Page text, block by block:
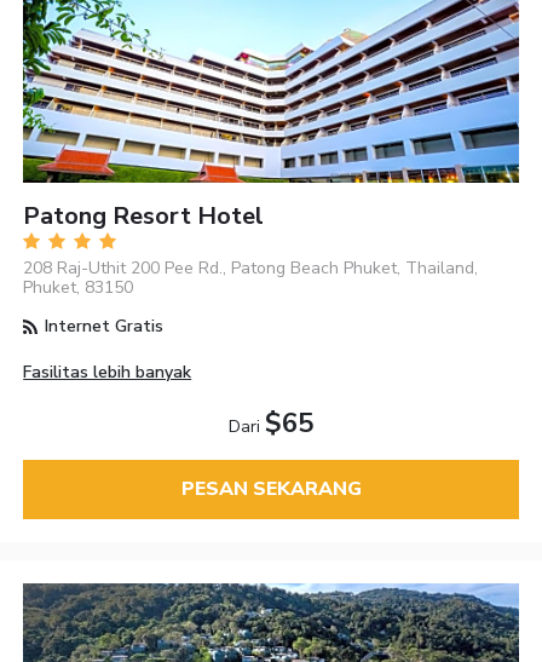
Patong Resort Hotel
208 Raj-Uthit 200 Pee Rd., Patong Beach Phuket, Thailand,
Phuket, 83150
Internet Gratis
Fasilitas lebih banyak
Dari $65
PESAN SEKARANG